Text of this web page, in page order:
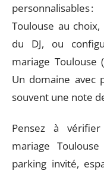
personnalisables
Toulouse au
du DJ, ou
mariage Toulouse
Un domaine avec
souvent une note
Pensez à
mariage
parking invité,